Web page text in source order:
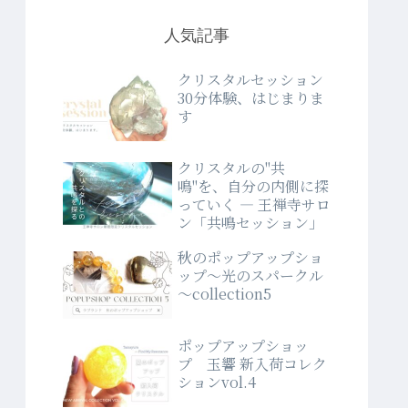
人気記事
クリスタルセッション
30分体験、はじまりま
す
クリスタルの"共
鳴"を、自分の内側に探
っていく ― 王禅寺サロ
ン「共鳴セッション」
秋のポップアップショ
ップ～光のスパークル
～collection5
ポップアップショッ
プ 玉響 新入荷コレク
ションvol.4